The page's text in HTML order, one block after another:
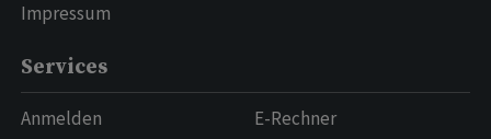
Impressum
Services
Anmelden
E-Rechner